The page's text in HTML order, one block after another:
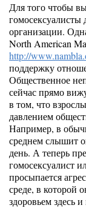
Для того чтобы
организации.
North American
http://
поддержку
Общественное
сейчас прямо
в том, что
давлением
Например, в
среднем слышит
день. А теперь
гомосексуалист
просыпается
среде, в которой
здоровьем здесь